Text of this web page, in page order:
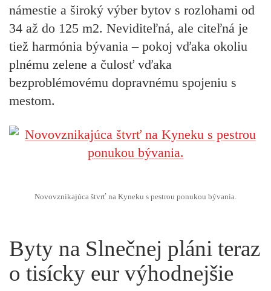
námestie a široký výber bytov s rozlohami od
34 až do 125 m2. Neviditeľná, ale citeľná je
tiež harmónia bývania – pokoj vďaka okoliu
plnému zelene a čulosť vďaka
bezproblémovému dopravnému spojeniu s
mestom.
Novovznikajúca štvrť na Kyneku s pestrou ponukou bývania.
Byty na Slnečnej pláni teraz
o tisícky eur výhodnejšie